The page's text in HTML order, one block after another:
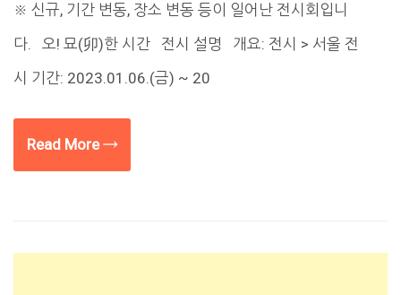
※ 신규, 기간 변동, 장소 변동 등이 일어난 전시회입니
다. 오! 묘(卯)한 시간 전시 설명 개요: 전시 > 서울 전
시 기간: 2023.01.06.(금) ~ 20
Read More →